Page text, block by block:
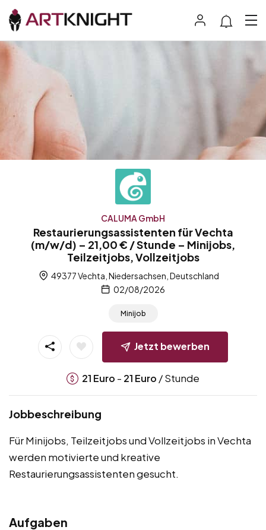
CALUMA GmbH
Restaurierungsassistenten für Vechta
(m/w/d) – 21,00 € / Stunde – Minijobs,
Teilzeitjobs, Vollzeitjobs
49377 Vechta, Niedersachsen, Deutschland
02/08/2026
Minijob
Jetzt bewerben
21 Euro - 21 Euro / Stunde
Jobbeschreibung
Für Minijobs, Teilzeitjobs und Vollzeitjobs in Vechta
werden motivierte und kreative
Restaurierungsassistenten gesucht.
Aufgaben